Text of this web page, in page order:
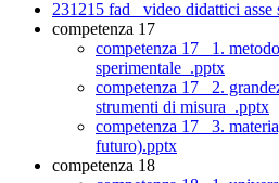
231215 fad_ video didattici
competenza 17
competenza 17_ 1.
sperimentale_.pptx
competenza 17_ 2.
strumenti di misura_.pptx
competenza 17_ 3.
futuro).pptx
competenza 18